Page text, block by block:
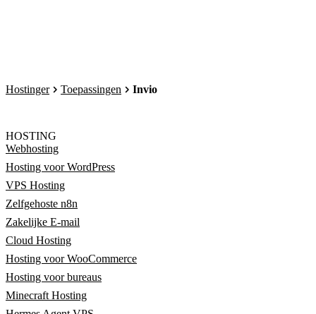
Hostinger Toepassingen Invio
HOSTING
Webhosting
Hosting voor WordPress
VPS Hosting
Zelfgehoste n8n
Zakelijke E-mail
Cloud Hosting
Hosting voor WooCommerce
Hosting voor bureaus
Minecraft Hosting